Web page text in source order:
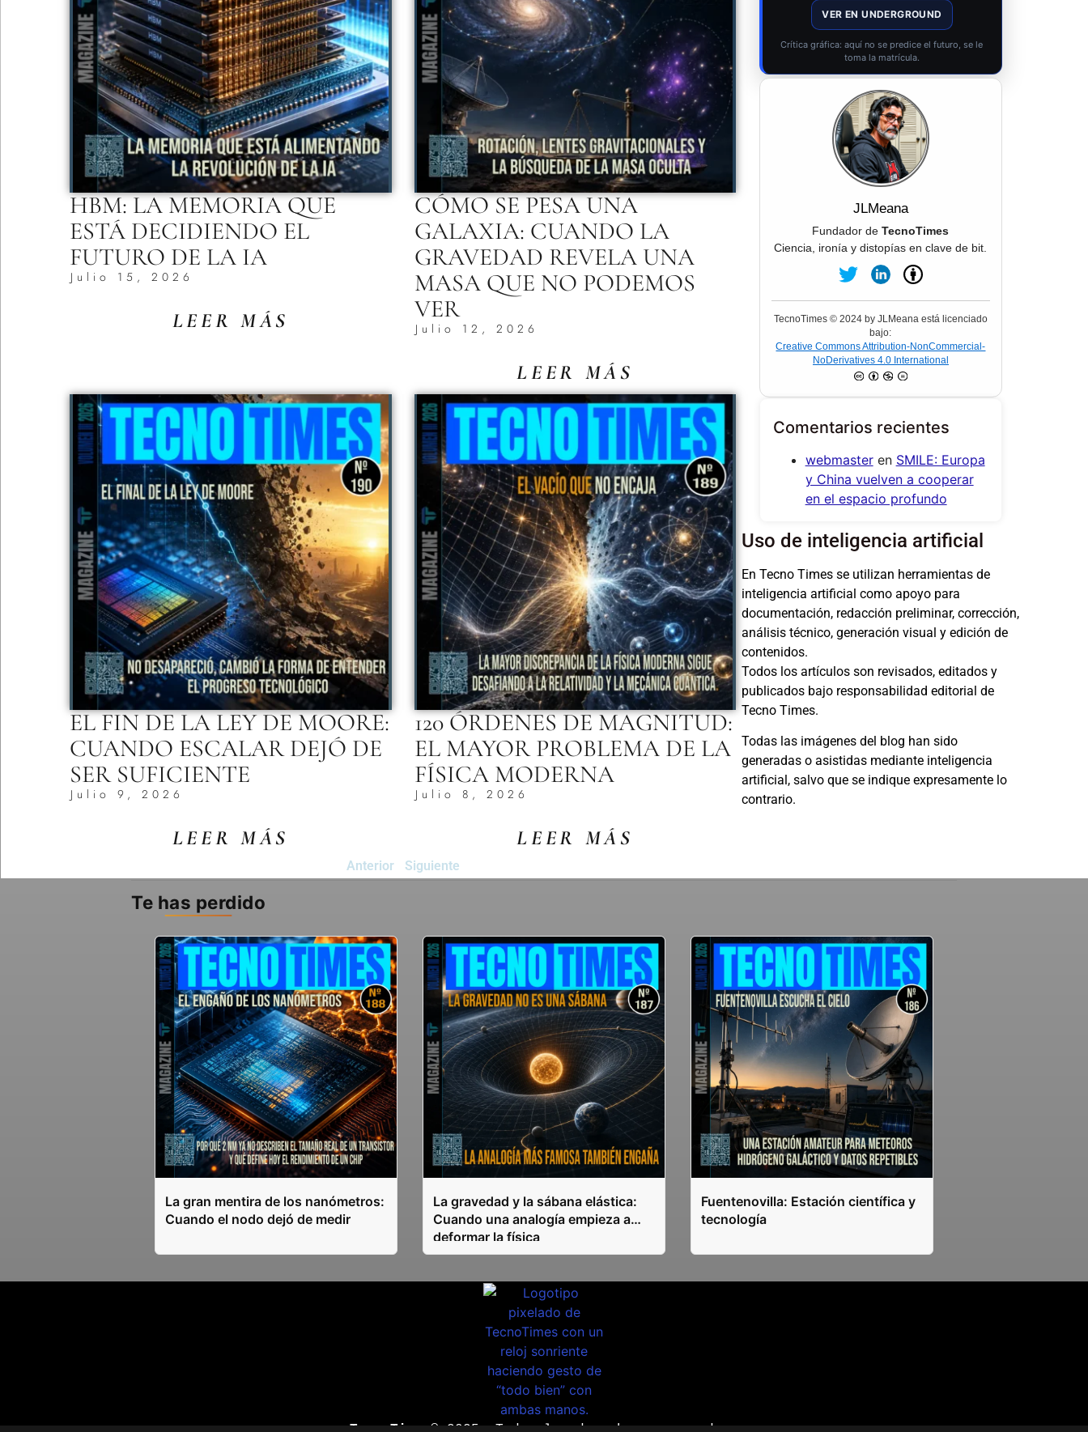
HBM: LA MEMORIA QUE
ESTÁ DECIDIENDO EL
FUTURO DE LA IA
Julio 15, 2026
LEER MÁS
CÓMO SE PESA UNA
GALAXIA: CUANDO LA
GRAVEDAD REVELA UNA
MASA QUE NO PODEMOS
VER
Julio 12, 2026
LEER MÁS
EL FIN DE LA LEY DE MOORE:
CUANDO ESCALAR DEJÓ DE
SER SUFICIENTE
Julio 9, 2026
LEER MÁS
120 ÓRDENES DE MAGNITUD:
EL MAYOR PROBLEMA DE LA
FÍSICA MODERNA
Julio 8, 2026
LEER MÁS
Anterior Siguiente
VER EN UNDERGROUND
Crítica gráfica: aquí no se predice el futuro, se le
toma la matrícula.
JLMeana
Fundador deTecnoTimes
Ciencia, ironía y distopías en clave de bit.
TecnoTimes © 2024 by JLMeana está licenciado
bajo:
Creative Commons Attribution-NonCommercial-
NoDerivatives 4.0 International
Comentarios recientes
webmasteren SMILE: Europa
y China vuelven a cooperar
en el espacio profundo
Uso de inteligencia artificial
En Tecno Times se utilizan herramientas de
inteligencia artificial como apoyo para
documentación, redacción preliminar, corrección,
análisis técnico, generación visual y edición de
contenidos.
Todos los artículos son revisados, editados y
publicados bajo responsabilidad editorial de
Tecno Times.
Todas las imágenes del blog han sido
generadas o asistidas mediante inteligencia
artificial, salvo que se indique expresamente lo
contrario.
Te has perdido
La gran mentira de los nanómetros:
Cuando el nodo dejó de medir
La gravedad y la sábana elástica:
Cuando una analogía empieza a
deformar la física
Fuentenovilla: Estación científica y
tecnología